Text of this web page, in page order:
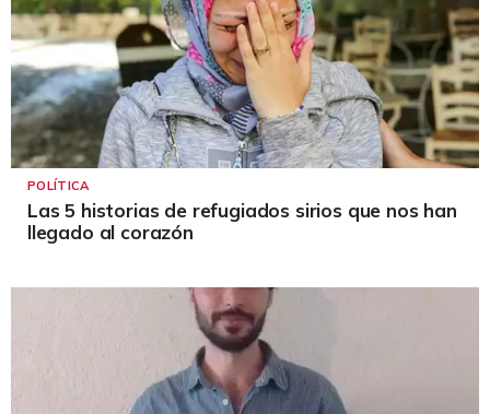
POLÍTICA
Las 5 historias de refugiados sirios que nos han
llegado al corazón